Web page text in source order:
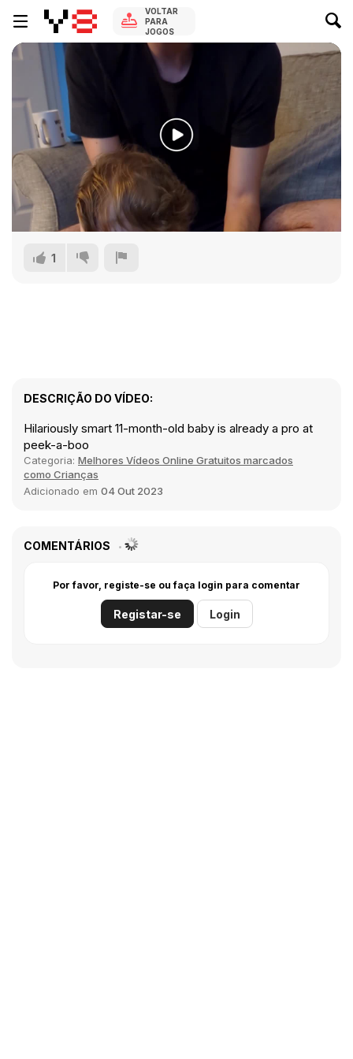
VOLTAR
PARA
JOGOS
1
DESCRIÇÃO DO VÍDEO:
Hilariously smart 11-month-old baby is already a pro at
peek-a-boo
Categoria: Melhores Vídeos Online Gratuitos marcados
como Crianças
Adicionado em 04 Out 2023
COMENTÁRIOS
Por favor, registe-se ou faça login para comentar
Registar-se Login